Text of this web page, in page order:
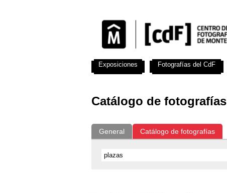
Catálogo de fotografías
General Catálogo de fotografías
Exposiciones Fotografías del CdF